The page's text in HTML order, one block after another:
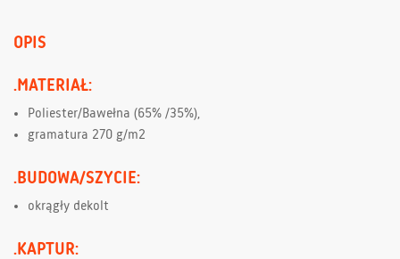
OPIS
.MATERIAŁ:
Poliester/Bawełna (65% /35%),
gramatura 270 g/m2
.BUDOWA/SZYCIE:
okrągły dekolt
.KAPTUR: